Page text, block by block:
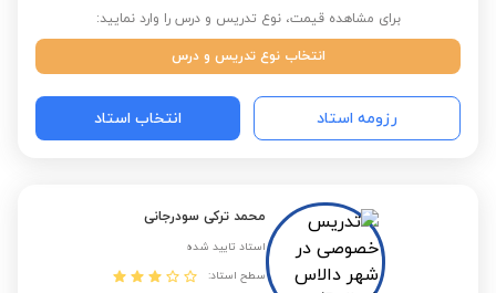
برای مشاهده قیمت، نوع تدریس و درس را وارد نمایید:
انتخاب نوع تدریس و درس
رزومه استاد انتخاب استاد
محمد ترکی سودرجانی
استاد تایید شده
سطح استاد: